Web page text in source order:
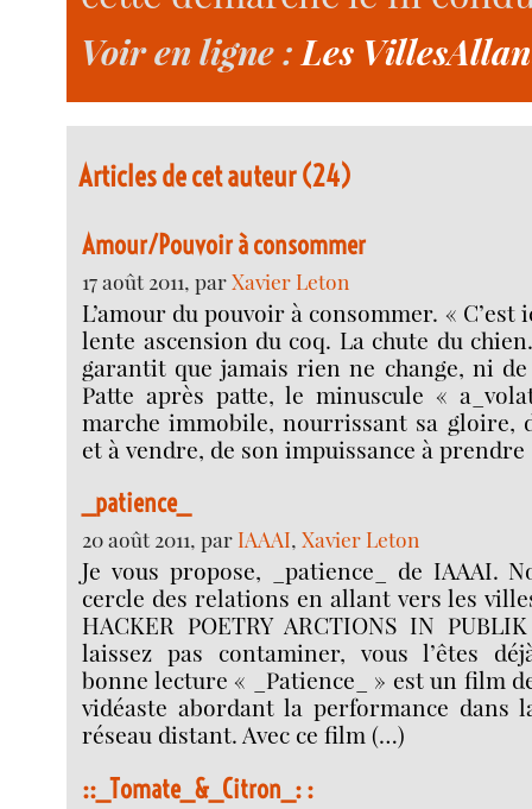
Voir en ligne : Les
Articles de cet auteur (24)
Amour/Pouvoir à consommer
17 août 2011, parXavier Leton
L’amour du pouvoir à consommer. « C’est
lente ascension du coq. La chute du
garantit que jamais rien ne change, ni
Patte après patte, le minuscule «
marche immobile, nourrissant sa gloire,
et à vendre, de son impuissance à
_patience_
20 août 2011, parIAAAI,Xavier Leton
Je vous propose, _patience_ de IAAAI.
cercle des relations en allant vers les
HACKER POETRY ARCTIONS IN
laissez pas contaminer, vous l’êtes
bonne lecture « _Patience_ » est un film
vidéaste abordant la performance dans
réseau distant. Avec ce film (…)
::_Tomate_&_Citron_: :